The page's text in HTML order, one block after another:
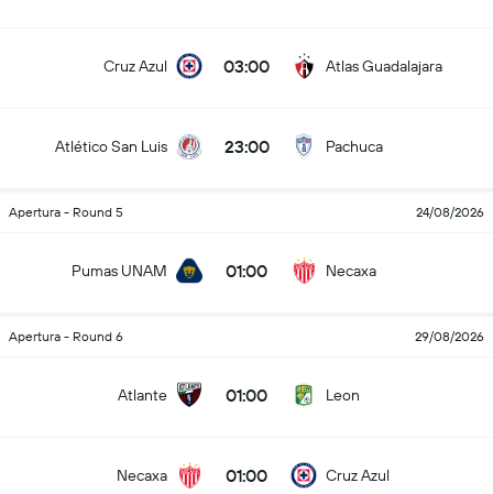
Cruz Azul 03:00 Atlas Guadalajara
Atlético San Luis 23:00 Pachuca
Apertura - Round 5 24/08/2026
Pumas UNAM 01:00 Necaxa
Apertura - Round 6 29/08/2026
Atlante 01:00 Leon
Necaxa 01:00 Cruz Azul